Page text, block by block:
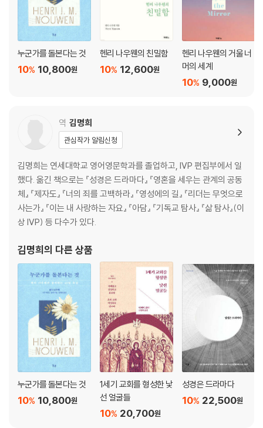
누군가를 돌본다는 것
10,800원
10%
헨리 나우웬의 친밀함
12,600원
10%
헨리 나우웬의 거울 너
머의 세계
9,000원
10%
역 김명희
관심작가 알림신청
김명희는 연세대학교 영어영문학과를 졸업하고, IVP 편집부에서 일
했다. 옮긴 책으로는 『성경은 드라마다』 『영혼을 세우는 관계의 공동
체』 『제자도』 『너의 죄를 고백하라』 『영성에의 길』 『리더는 무엇으로
사는가』 『이는 내 사랑하는 자요』 『아담』 『기독교 탐사』 『삶 탐사』(이
상 IVP) 등 다수가 있다.
김명희의 다른 상품
누군가를 돌본다는 것
10,800원
10%
1세기 교회를 형성한 낯
선 얼굴들
20,700원
10%
성경은 드라마다
22,500원
10%